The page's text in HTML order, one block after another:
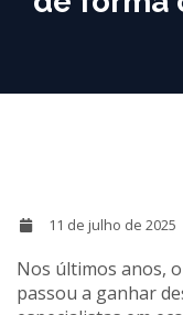
11 de julho de 2025
Nos últimos anos,
passou a ganhar